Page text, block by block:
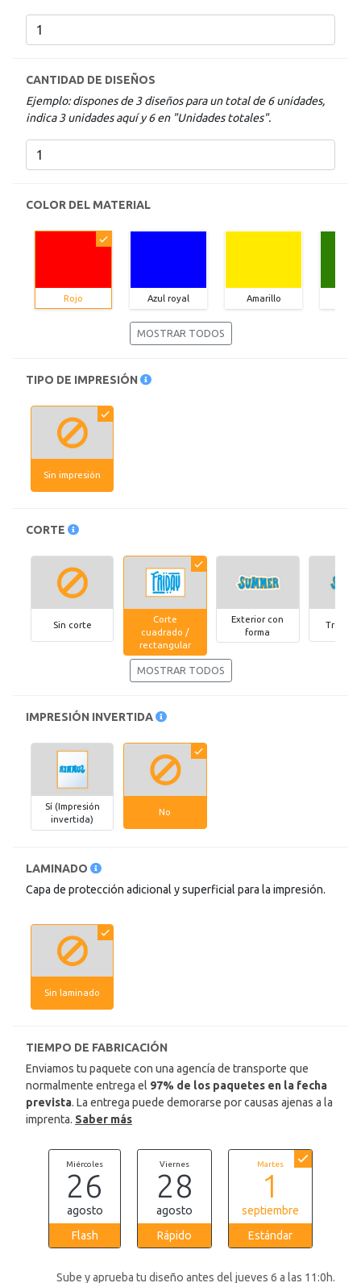
CANTIDAD DE DISEÑOS
Ejemplo: dispones de 3 diseños para un total de 6 unidades,
indica 3 unidades aquí y 6 en "Unidades totales".
COLOR DEL MATERIAL
Rojo Azul royal Amarillo
MOSTRAR TODOS
TIPO DE IMPRESIÓN
Sin impresión
CORTE
Sin corte
Corte
cuadrado /
rectangular
Exterior con
forma
MOSTRAR TODOS
IMPRESIÓN INVERTIDA
Sí (Impresión
invertida)
No
LAMINADO
Capa de protección adicional y superficial para la impresión.
Sin laminado
TIEMPO DE FABRICACIÓN
Enviamos tu paquete con una agencía de transporte que
normalmente entrega el 97% de los paquetes en la fecha
prevista. La entrega puede demorarse por causas ajenas a la
imprenta. Saber más
Miércoles
26
agosto
Flash
Viernes
28
agosto
Rápido
Martes
1
septiembre
Estándar
Sube y aprueba tu diseño antes del jueves 6 a las 11:0h.